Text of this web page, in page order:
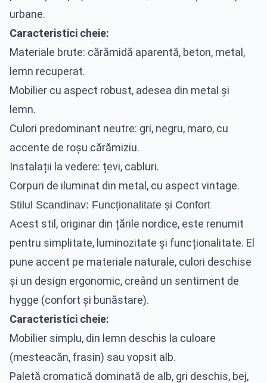
urbane.
Caracteristici cheie:
Materiale brute: cărămidă aparentă, beton, metal,
lemn recuperat.
Mobilier cu aspect robust, adesea din metal și
lemn.
Culori predominant neutre: gri, negru, maro, cu
accente de roșu cărămiziu.
Instalații la vedere: țevi, cabluri.
Corpuri de iluminat din metal, cu aspect vintage.
Stilul Scandinav: Funcționalitate și Confort
Acest stil, originar din țările nordice, este renumit
pentru simplitate, luminozitate și funcționalitate. El
pune accent pe materiale naturale, culori deschise
și un design ergonomic, creând un sentiment de
hygge (confort și bunăstare).
Caracteristici cheie:
Mobilier simplu, din lemn deschis la culoare
(mesteacăn, frasin) sau vopsit alb.
Paletă cromatică dominată de alb, gri deschis, bej,